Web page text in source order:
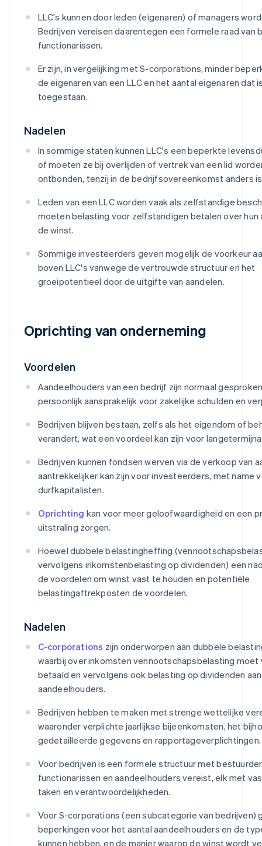
LLC's kunnen door leden (eigenaren) of managers
Bedrijven vereisen daarentegen een formele raad van
functionarissen.
Er zijn, in vergelijking met S-corporations, minder
de eigenaren van een LLC en het aantal eigenaren dat
toegestaan.
Nadelen
In sommige staten kunnen LLC's een beperkte
of moeten ze bij overlijden of vertrek van een lid
ontbonden, tenzij in de bedrijfsovereenkomst anders
Leden van een LLC worden vaak als zelfstandige
moeten belasting voor zelfstandigen betalen over hun
de winst.
Sommige investeerders geven mogelijk de voorkeur
boven LLC's vanwege de vertrouwde structuur en het
groeipotentieel door de uitgifte van aandelen.
Oprichting van onderneming
Voordelen
Aandeelhouders van een bedrijf zijn normaal
persoonlijk aansprakelijk voor zakelijke schulden en
Bedrijven blijven bestaan, zelfs als het eigendom of
verandert, wat een voordeel kan zijn voor
Bedrijven kunnen fondsen werven via de verkoop van
aantrekkelijker kan zijn voor investeerders, met name
durfkapitalisten.
Oprichting kan voor meer geloofwaardigheid en een
uitstraling zorgen.
Hoewel dubbele belastingheffing
vervolgens inkomstenbelasting op dividenden) een
de voordelen om winst vast te houden en potentiële
belastingaftrekposten de voordelen.
Nadelen
C-corporations zijn onderworpen aan dubbele
waarbij over inkomsten vennootschapsbelasting moet
betaald en vervolgens ook belasting op dividenden aan
aandeelhouders.
Bedrijven hebben te maken met strenge wettelijke
waaronder verplichte jaarlijkse bijeenkomsten, het
gedetailleerde gegevens en rapportageverplichtingen.
Voor bedrijven is een formele structuur met
functionarissen en aandeelhouders vereist, elk met
taken en verantwoordelijkheden.
Voor S-corporations (een subcategorie van bedrijven)
beperkingen voor het aantal aandeelhouders en de
kunnen hebben, en de manier waarop de winst wordt